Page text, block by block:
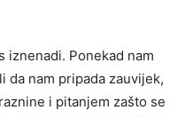
iznenadi. Ponekad nam
da nam pripada zauvijek,
i pitanjem zašto se